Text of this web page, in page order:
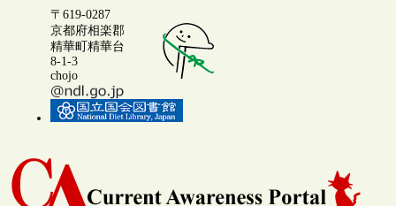
〒619-0287
京都府相楽郡
精華町精華台
8-1-3
chojo